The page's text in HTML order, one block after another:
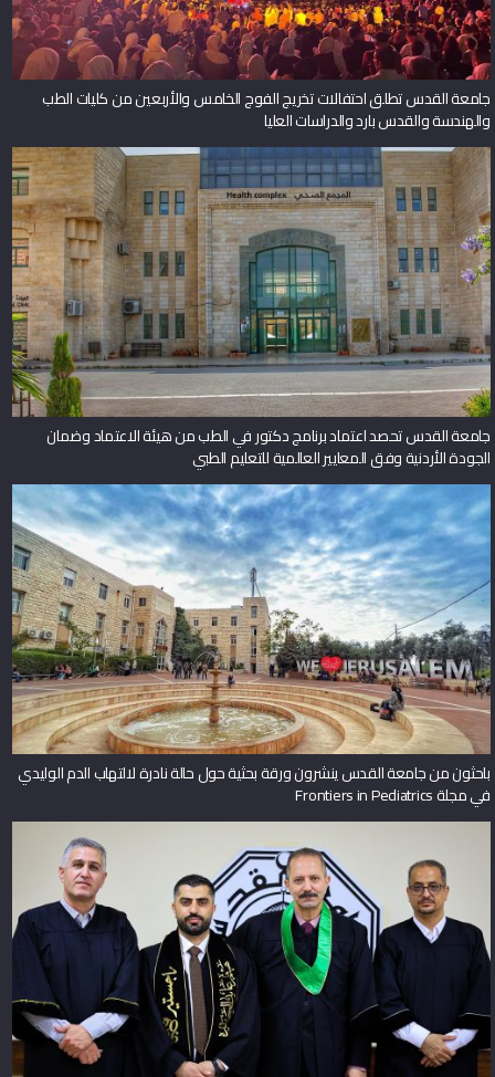
جامعة القدس تطلق احتفالات تخريج الفوج الخامس والأربعين من كليات الطب
والهندسة والقدس بارد والدراسات العليا
جامعة القدس تحصد اعتماد برنامج دكتور في الطب من هيئة الاعتماد وضمان
الجودة الأردنية وفق المعايير العالمية للتعليم الطبي
باحثون من جامعة القدس ينشرون ورقة بحثية حول حالة نادرة لالتهاب الدم الوليدي
في مجلة Frontiers in Pediatrics